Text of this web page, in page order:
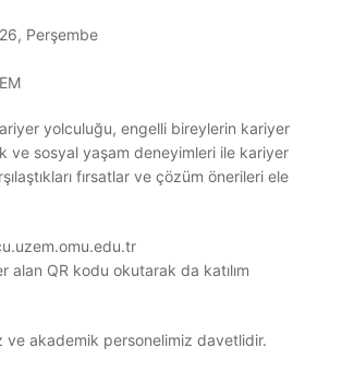
Perşembe
yolculuğu, engelli bireylerin kariyer
ve sosyal yaşam deneyimleri ile kariyer
fırsatlar ve çözüm önerileri ele
alan QR kodu okutarak da katılım
ve akademik personelimiz davetlidir.